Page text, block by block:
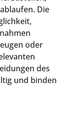
Die
oder
des
und binden